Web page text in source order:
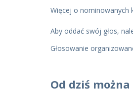
Więcej o nominowanych
Aby oddać swój głos,
Głosowanie
Od dziś